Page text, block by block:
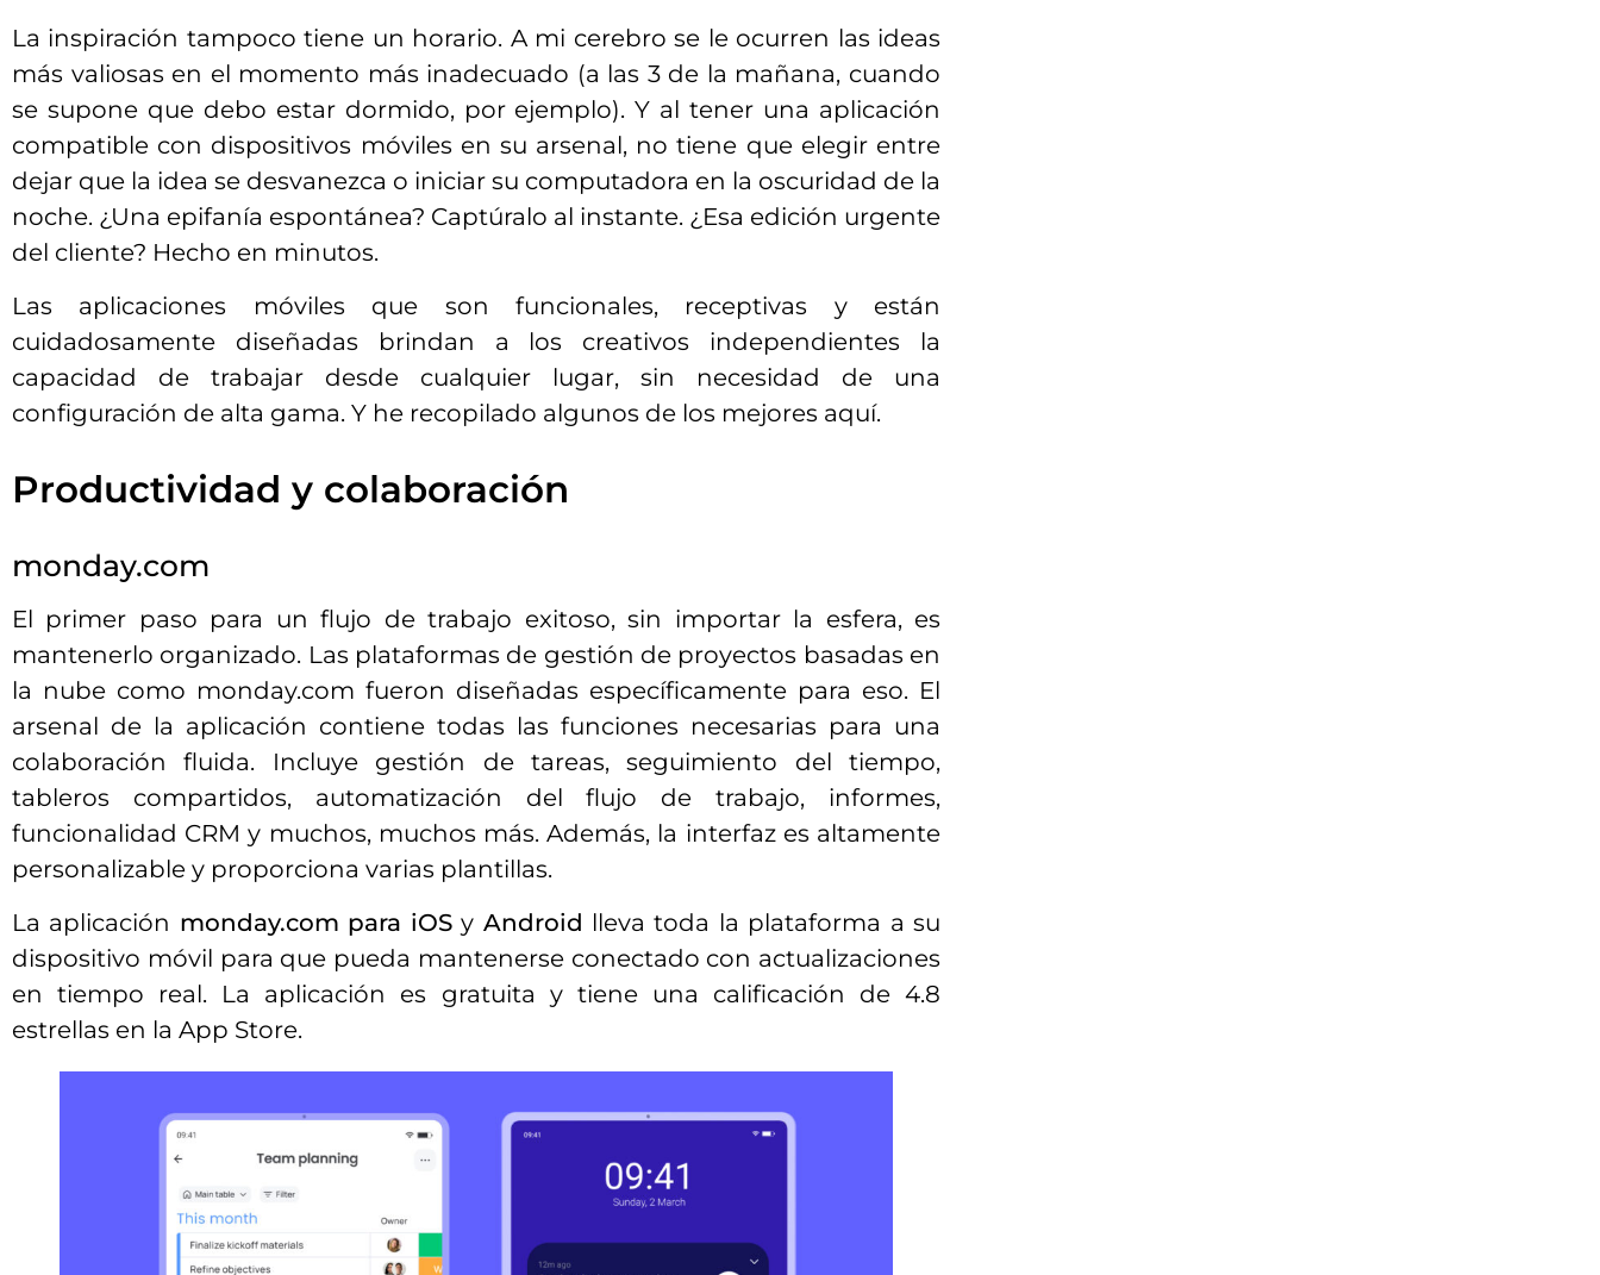
La inspiración tampoco tiene un horario. A mi cerebro se le ocurren las ideas
más valiosas en el momento más inadecuado (a las 3 de la mañana, cuando
se supone que debo estar dormido, por ejemplo). Y al tener una aplicación
compatible con dispositivos móviles en su arsenal, no tiene que elegir entre
dejar que la idea se desvanezca o iniciar su computadora en la oscuridad de la
noche. ¿Una epifanía espontánea? Captúralo al instante. ¿Esa edición urgente
del cliente? Hecho en minutos.
Las aplicaciones móviles que son funcionales, receptivas y están
cuidadosamente diseñadas brindan a los creativos independientes la
capacidad de trabajar desde cualquier lugar, sin necesidad de una
configuración de alta gama. Y he recopilado algunos de los mejores aquí.
Productividad y colaboración
monday.com
El primer paso para un flujo de trabajo exitoso, sin importar la esfera, es
mantenerlo organizado. Las plataformas de gestión de proyectos basadas en
la nube como monday.com fueron diseñadas específicamente para eso. El
arsenal de la aplicación contiene todas las funciones necesarias para una
colaboración fluida. Incluye gestión de tareas, seguimiento del tiempo,
tableros compartidos, automatización del flujo de trabajo, informes,
funcionalidad CRM y muchos, muchos más. Además, la interfaz es altamente
personalizable y proporciona varias plantillas.
La aplicación monday.com para iOSy Android lleva toda la plataforma a su
dispositivo móvil para que pueda mantenerse conectado con actualizaciones
en tiempo real. La aplicación es gratuita y tiene una calificación de 4.8
estrellas en la App Store.